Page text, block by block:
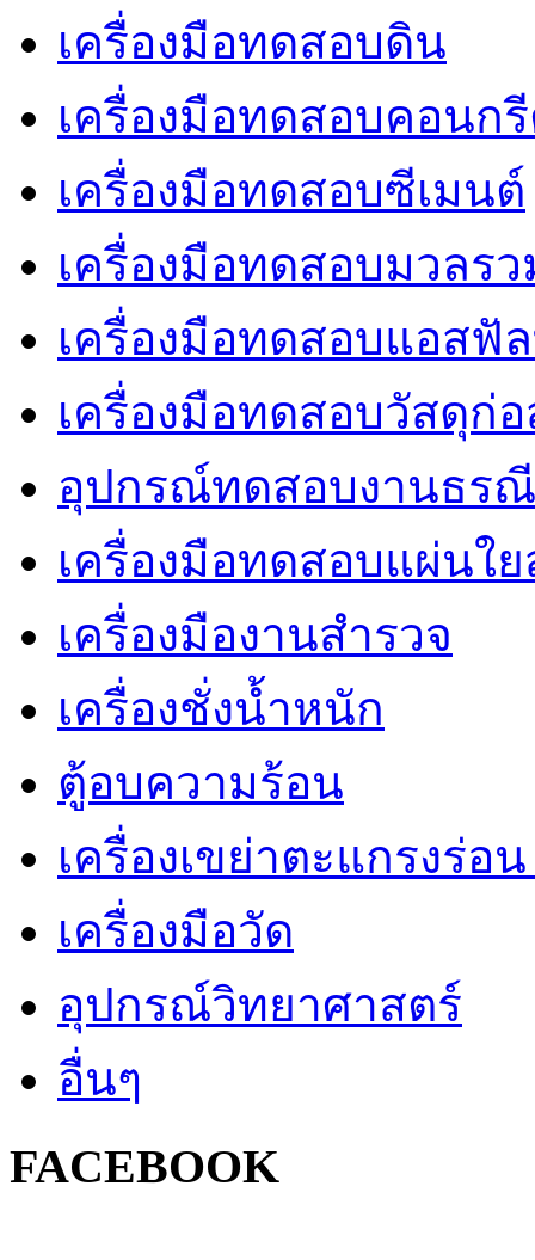
เครื่องมือทดสอบดิน
เครื่องมือทดสอบคอนก
เครื่องมือทดสอบซีเมนต์
เครื่องมือทดสอบมวลร
เครื่องมือทดสอบแอสฟั
เครื่องมือทดสอบวัสดุก่อ
อุปกรณ์ทดสอบงานธรณี
เครื่องมือทดสอบแผ่นใย
เครื่องมืองานสำรวจ
เครื่องชั่งน้ำหนัก
ตู้อบความร้อน
เครื่องเขย่าตะแกรงร่อ
เครื่องมือวัด
อุปกรณ์วิทยาศาสตร์
อื่นๆ
FACEBOOK